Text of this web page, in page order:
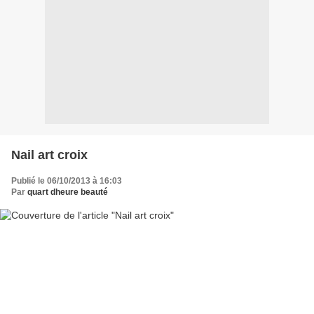
Nail art croix
Publié le 06/10/2013 à 16:03
Par quart dheure beauté